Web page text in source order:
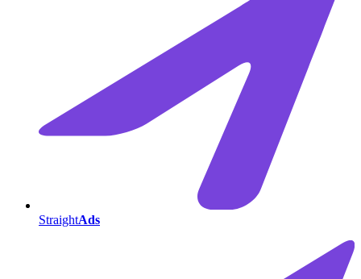
StraightAds